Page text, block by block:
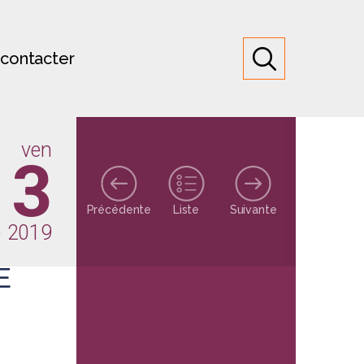
ven
2019
Précédente Liste Suivante